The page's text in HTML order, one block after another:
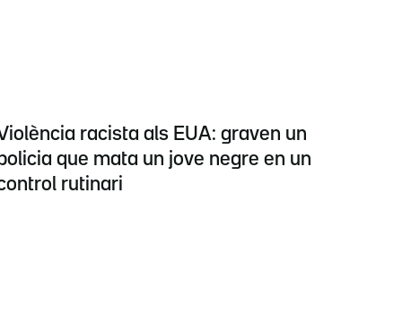
racista als EUA: graven un
que mata un jove negre en un
rutinari